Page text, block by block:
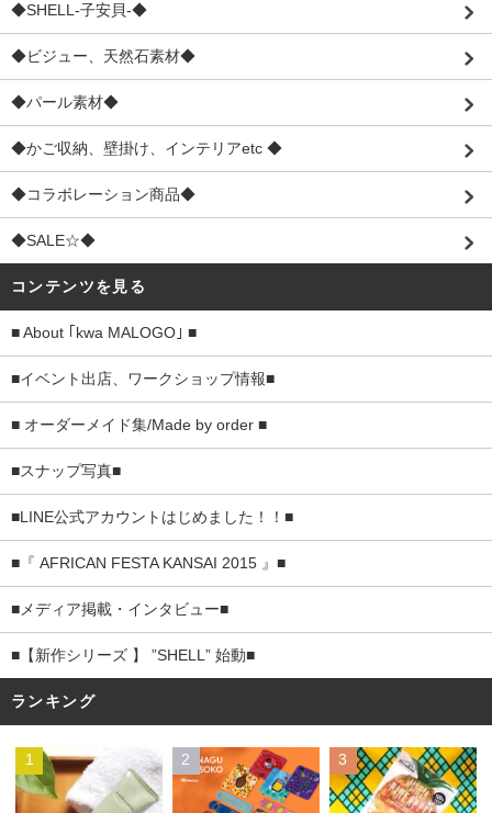
◆SHELL-子安貝-◆
◆ビジュー、天然石素材◆
◆パール素材◆
◆かご収納、壁掛け、インテリアetc ◆
◆コラボレーション商品◆
◆SALE☆◆
コンテンツを見る
■ About ｢kwa MALOGO｣ ■
■イベント出店、ワークショップ情報■
■ オーダーメイド集/Made by order ■
■スナップ写真■
■LINE公式アカウントはじめました！！■
■『 AFRICAN FESTA KANSAI 2015 』■
■メディア掲載・インタビュー■
■【新作シリーズ 】 ”SHELL” 始動■
ランキング
1 2 3